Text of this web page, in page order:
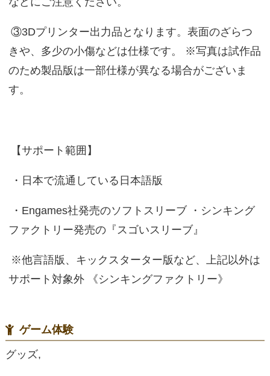
③3Dプリンター出力品となります。表面のざらつ
きや、多少の小傷などは仕様です。 ※写真は試作品
のため製品版は一部仕様が異なる場合がございま
す。
【サポート範囲】
・日本で流通している日本語版
・Engames社発売のソフトスリーブ ・シンキング
ファクトリー発売の『スゴいスリーブ』
※他言語版、キックスターター版など、上記以外は
サポート対象外 《シンキングファクトリー》
ゲーム体験
グッズ,